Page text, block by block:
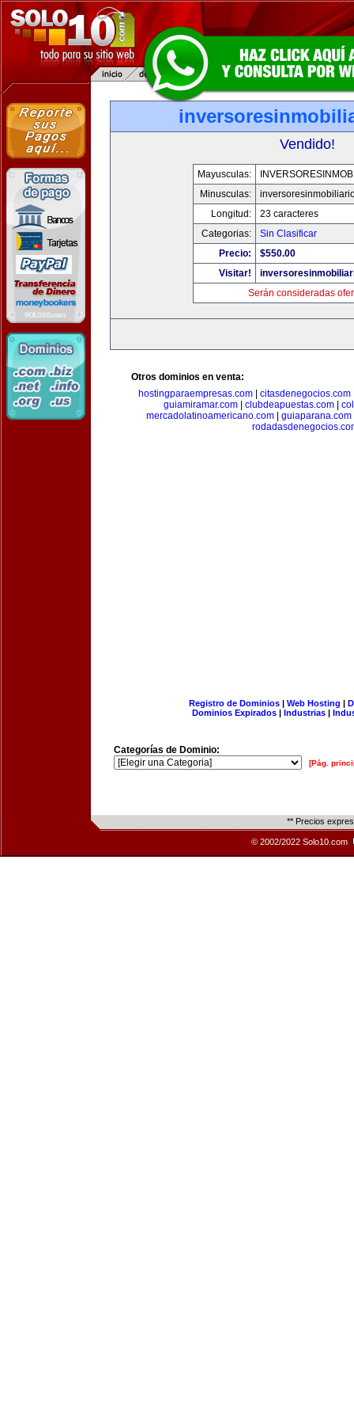
Vendido!
Mayusculas:
Minusculas:
Longitud:
23 caracteres
Categorias:
Sin Clasificar
Precio:
$550.00
Visitar!
Serán consideradas
Otros dominios en venta:
hostingparaempresas.com| citasdenegocios.com
guiamiramar.com
clubdeapuestas.com
mercadolatinoamericano.com| guiaparana.com
Registro de Dominios| Web Hosting |
Dominios Expirados | Industrias |
Categorías de Dominio:
[Pág.
** Precios
© 2002/2022 Solo10.com